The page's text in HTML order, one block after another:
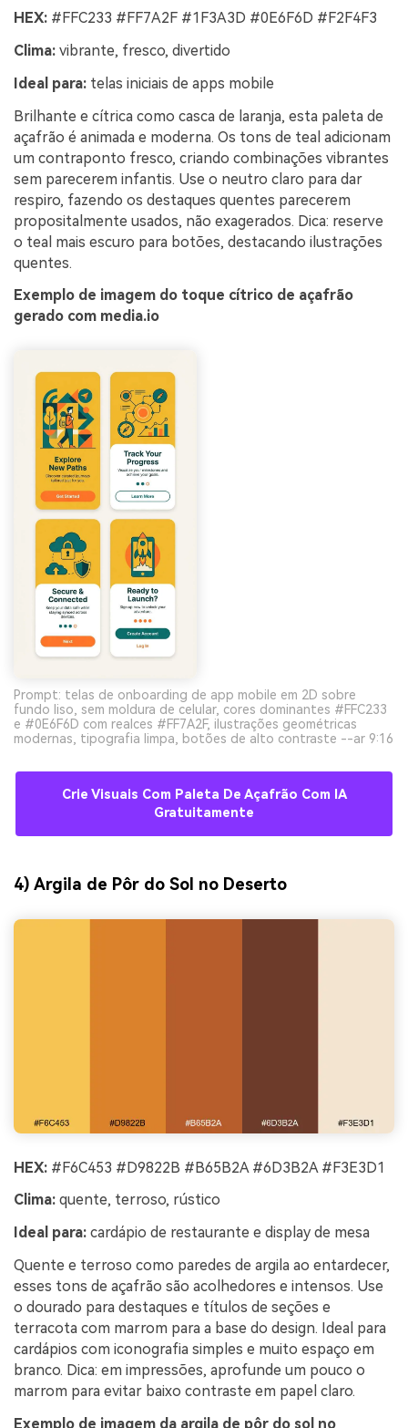
HEX: #FFC233 #FF7A2F #1F3A3D #0E6F6D #F2F4F3
Clima: vibrante, fresco, divertido
Ideal para: telas iniciais de apps mobile
Brilhante e cítrica como casca de laranja, esta paleta de
açafrão é animada e moderna. Os tons de teal adicionam
um contraponto fresco, criando combinações vibrantes
sem parecerem infantis. Use o neutro claro para dar
respiro, fazendo os destaques quentes parecerem
propositalmente usados, não exagerados. Dica: reserve
o teal mais escuro para botões, destacando ilustrações
quentes.
Exemplo de imagem do toque cítrico de açafrão
gerado com media.io
Prompt: telas de onboarding de app mobile em 2D sobre
fundo liso, sem moldura de celular, cores dominantes #FFC233
e #0E6F6D com realces #FF7A2F, ilustrações geométricas
modernas, tipografia limpa, botões de alto contraste --ar 9:16
Crie Visuais Com Paleta De Açafrão Com IA
Gratuitamente
4) Argila de Pôr do Sol no Deserto
HEX: #F6C453 #D9822B #B65B2A #6D3B2A #F3E3D1
Clima: quente, terroso, rústico
Ideal para: cardápio de restaurante e display de mesa
Quente e terroso como paredes de argila ao entardecer,
esses tons de açafrão são acolhedores e intensos. Use
o dourado para destaques e títulos de seções e
terracota com marrom para a base do design. Ideal para
cardápios com iconografia simples e muito espaço em
branco. Dica: em impressões, aprofunde um pouco o
marrom para evitar baixo contraste em papel claro.
Exemplo de imagem da argila de pôr do sol no